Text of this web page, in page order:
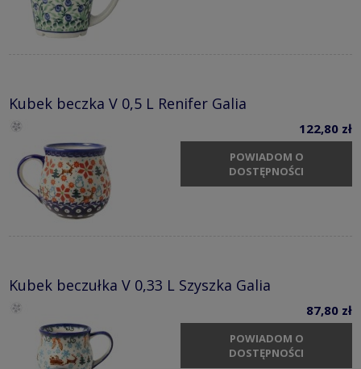
Kubek beczka V 0,5 L Renifer Galia
122,80 zł
POWIADOM O
DOSTĘPNOŚCI
Kubek beczułka V 0,33 L Szyszka Galia
87,80 zł
POWIADOM O
DOSTĘPNOŚCI